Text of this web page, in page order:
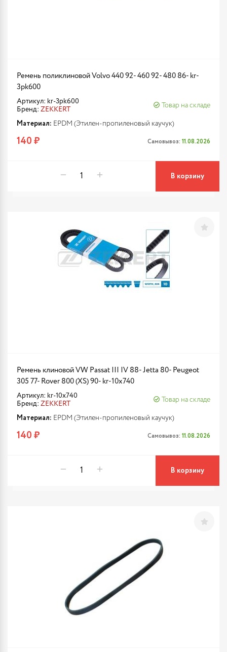
Ремень поликлиновой Volvo 440 92- 460 92- 480 86- kr-
3pk600
Артикул: kr-3pk600
Бренд: ZEKKERT
Товар на складе
Материал: EPDM (Этилен-пропиленовый каучук)
140 ₽ Самовывоз: 11.08.2026
В корзину
Ремень клиновой VW Passat III IV 88- Jetta 80- Peugeot
305 77- Rover 800 (XS) 90- kr-10x740
Артикул: kr-10x740
Бренд: ZEKKERT
Товар на складе
Материал: EPDM (Этилен-пропиленовый каучук)
140 ₽ Самовывоз: 11.08.2026
В корзину